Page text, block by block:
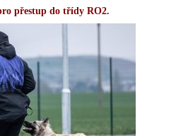
přestup do třídy RO2.